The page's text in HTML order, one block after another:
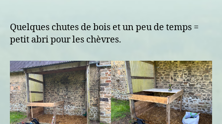
Quelques chutes de bois et un peu de temps =
petit abri pour les chèvres.